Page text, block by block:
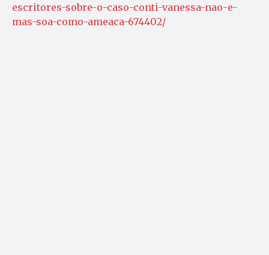
escritores-sobre-o-caso-conti-vanessa-nao-e-
mas-soa-como-ameaca-674402/